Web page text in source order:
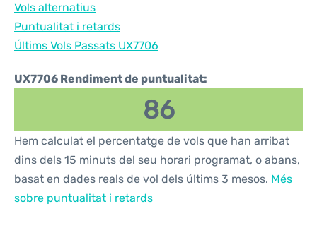
Vols alternatius
Puntualitat i retards
Últims Vols Passats UX7706
UX7706 Rendiment de puntualitat:
86
Hem calculat el percentatge de vols que han arribat
dins dels 15 minuts del seu horari programat, o abans,
basat en dades reals de vol dels últims 3 mesos. Més
sobre puntualitat i retards